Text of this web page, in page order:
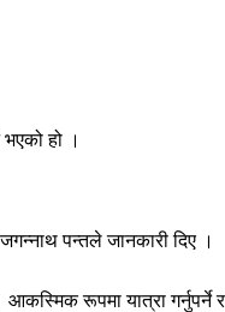
हो ।
पन्तले जानकारी दिए ।
। आकस्मिक रूपमा यात्रा